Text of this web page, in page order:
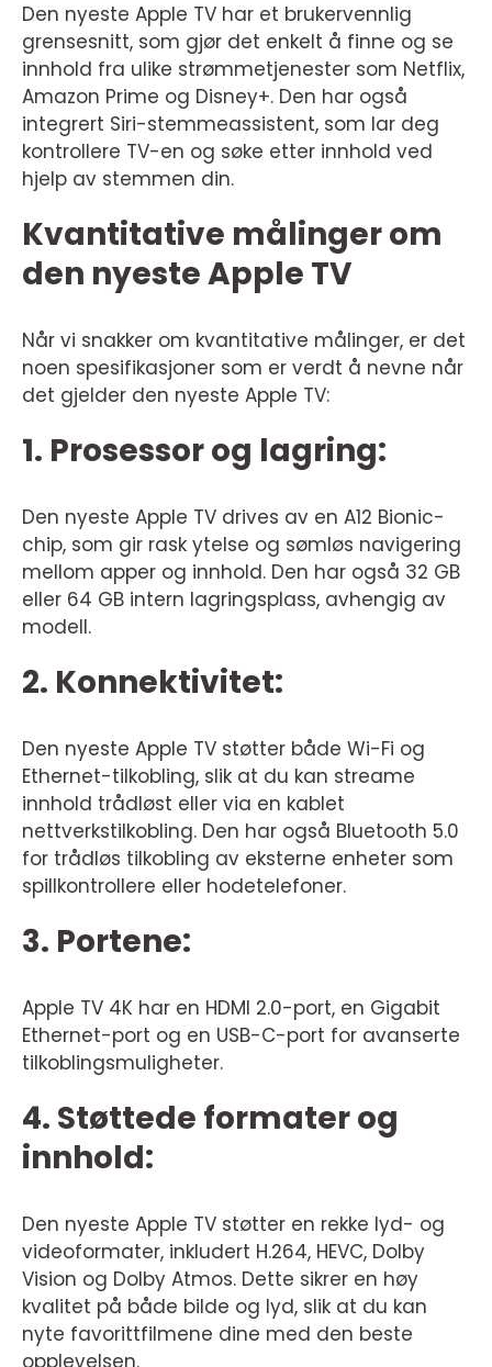
Den nyeste Apple TV har et brukervennlig
grensesnitt, som gjør det enkelt å finne og se
innhold fra ulike strømmetjenester som Netflix,
Amazon Prime og Disney+. Den har også
integrert Siri-stemmeassistent, som lar deg
kontrollere TV-en og søke etter innhold ved
hjelp av stemmen din.
Kvantitative målinger om
den nyeste Apple TV
Når vi snakker om kvantitative målinger, er det
noen spesifikasjoner som er verdt å nevne når
det gjelder den nyeste Apple TV:
1. Prosessor og lagring:
Den nyeste Apple TV drives av en A12 Bionic-
chip, som gir rask ytelse og sømløs navigering
mellom apper og innhold. Den har også 32 GB
eller 64 GB intern lagringsplass, avhengig av
modell.
2. Konnektivitet:
Den nyeste Apple TV støtter både Wi-Fi og
Ethernet-tilkobling, slik at du kan streame
innhold trådløst eller via en kablet
nettverkstilkobling. Den har også Bluetooth 5.0
for trådløs tilkobling av eksterne enheter som
spillkontrollere eller hodetelefoner.
3. Portene:
Apple TV 4K har en HDMI 2.0-port, en Gigabit
Ethernet-port og en USB-C-port for avanserte
tilkoblingsmuligheter.
4. Støttede formater og
innhold:
Den nyeste Apple TV støtter en rekke lyd- og
videoformater, inkludert H.264, HEVC, Dolby
Vision og Dolby Atmos. Dette sikrer en høy
kvalitet på både bilde og lyd, slik at du kan
nyte favorittfilmene dine med den beste